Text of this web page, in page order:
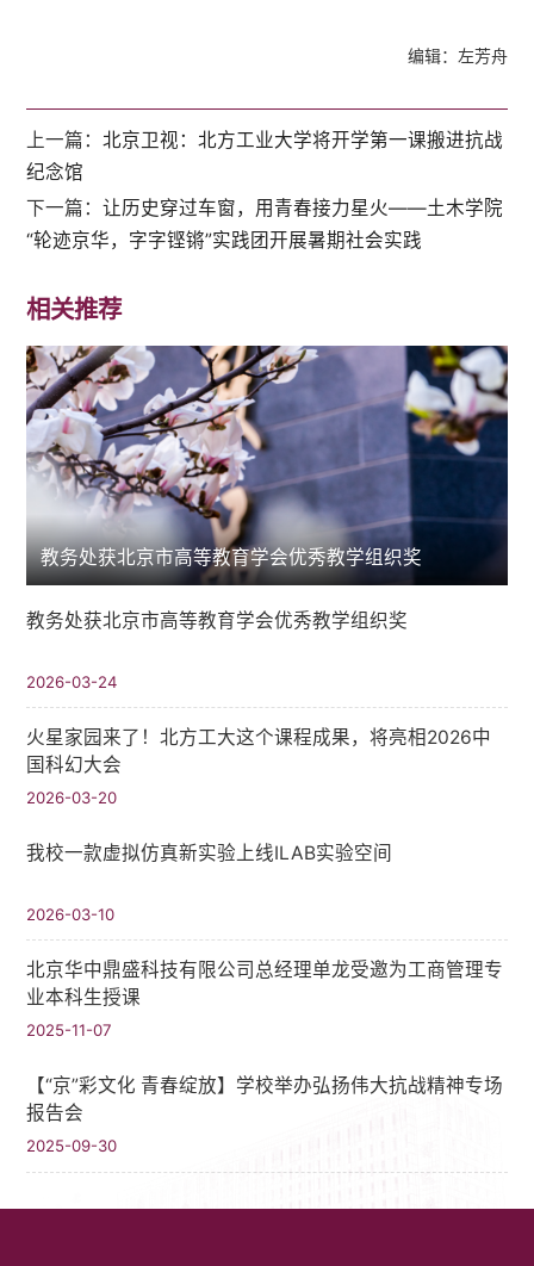
编辑：左芳舟
上一篇：北京卫视：北方工业大学将开学第一课搬进抗战
纪念馆
下一篇：让历史穿过车窗，用青春接力星火——土木学院
“轮迹京华，字字铿锵”实践团开展暑期社会实践
相关推荐
教务处获北京市高等教育学会优秀教学组织奖
教务处获北京市高等教育学会优秀教学组织奖
2026-03-24
火星家园来了！北方工大这个课程成果，将亮相2026中
国科幻大会
2026-03-20
我校一款虚拟仿真新实验上线ILAB实验空间
2026-03-10
北京华中鼎盛科技有限公司总经理单龙受邀为工商管理专
业本科生授课
2025-11-07
【“京”彩文化 青春绽放】学校举办弘扬伟大抗战精神专场
报告会
2025-09-30